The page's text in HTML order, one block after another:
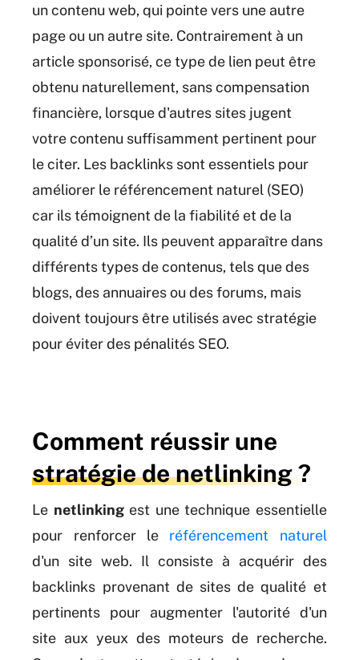
un contenu web, qui pointe vers une autre
page ou un autre site. Contrairement à un
article sponsorisé, ce type de lien peut être
obtenu naturellement, sans compensation
financière, lorsque d'autres sites jugent
votre contenu suffisamment pertinent pour
le citer. Les backlinks sont essentiels pour
améliorer le référencement naturel (SEO)
car ils témoignent de la fiabilité et de la
qualité d’un site. Ils peuvent apparaître dans
différents types de contenus, tels que des
blogs, des annuaires ou des forums, mais
doivent toujours être utilisés avec stratégie
pour éviter des pénalités SEO.
Comment réussir une
stratégie de netlinking ?
Le netlinkingest une technique essentielle
pour renforcer le référencement naturel
d'un site web. Il consiste à acquérir des
backlinks provenant de sites de qualité et
pertinents pour augmenter l'autorité d'un
site aux yeux des moteurs de recherche.